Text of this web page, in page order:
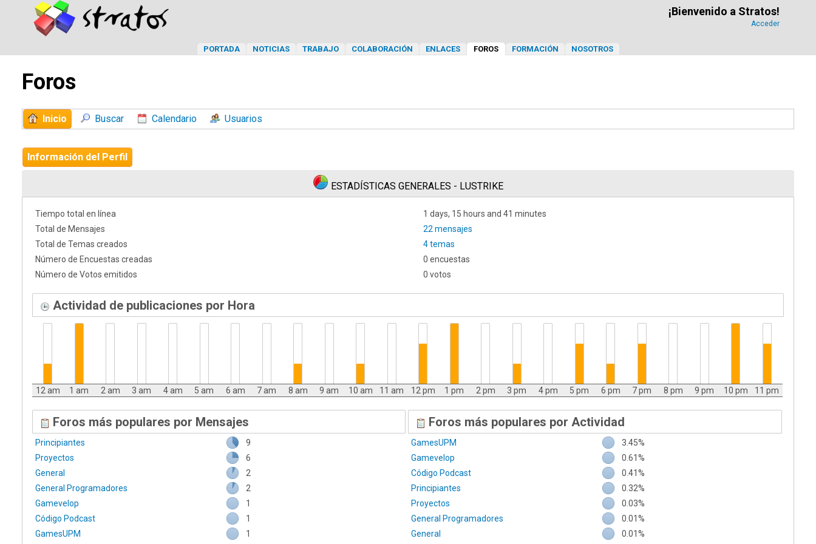
¡Bienvenido a Stratos!
Acceder
PORTADA NOTICIAS TRABAJO COLABORACIÓN ENLACES FOROS FORMACIÓN NOSOTROS
Foros
Inicio Buscar Calendario Usuarios
Información del Perfil
ESTADÍSTICAS GENERALES - LUSTRIKE
Tiempo total en línea
1 days, 15 hours and 41 minutes
Total de Mensajes
22 mensajes
Total de Temas creados
4 temas
Número de Encuestas creadas
0 encuestas
Número de Votos emitidos
0 votos
Actividad de publicaciones por Hora
12 am 1 am 2 am 3 am 4 am 5 am 6 am 7 am 8 am 9 am 10 am 11 am 12 pm 1 pm 2 pm 3 pm 4 pm 5 pm 6 pm 7 pm 8 pm 9 pm 10 pm 11 pm
Foros más populares por Mensajes
Principiantes
9
Proyectos
6
General
2
General Programadores
2
Gamevelop
1
Código Podcast
1
GamesUPM
1
Foros más populares por Actividad
GamesUPM
3.45%
Gamevelop
0.61%
Código Podcast
0.41%
Principiantes
0.32%
Proyectos
0.03%
General Programadores
0.01%
General
0.01%